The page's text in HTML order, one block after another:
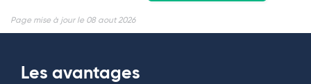
Page mise à jour le 08 aout 2026
Les avantages